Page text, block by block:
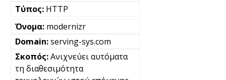
HTTP
modernizr
serving-sys.com
Ανιχνεύει αυτόματα
τη διαθεσιμότητα